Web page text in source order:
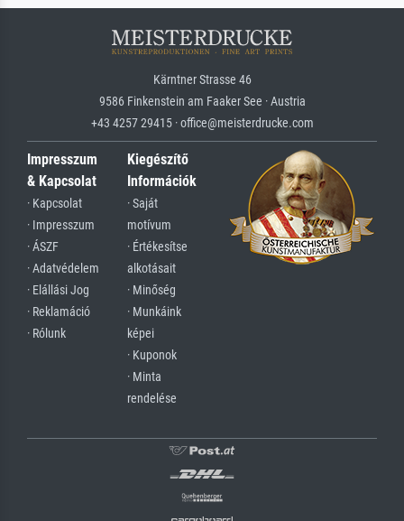
Kärntner Strasse 46
9586 Finkenstein am Faaker See · Austria
+43 4257 29415 · office@meisterdrucke.com
Impresszum
& Kapcsolat
· Kapcsolat
· Impresszum
· ÁSZF
· Adatvédelem
· Elállási Jog
· Reklamáció
· Rólunk
Kiegészítő
Információk
· Saját
motívum
· Értékesítse
alkotásait
· Minőség
· Munkáink
képei
· Kuponok
· Minta
rendelése